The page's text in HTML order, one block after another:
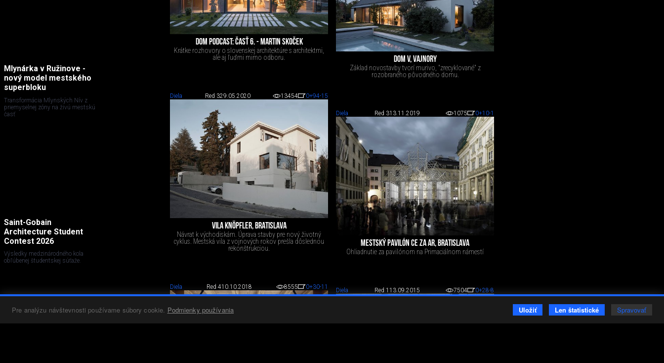
Pre analýzu návštevnosti používame súbory cookie. Podmienky používania Uložiť Len štatistické Spravovať
Mlynárka v Ružinove -
nový model mestského
superbloku
Transformácia Mlynských Nív z
priemyselnej zóny na živú mestskú
časť
Saint-Gobain
Architecture Student
Contest 2026
Výsledky medzinárodného kola
obľúbenej študentskej súťaže.
DOM PODCAST: ČASŤ 6. - MARTIN SKOČEK
Krátke rozhovory o slovenskej architektúre s architektmi,
ale aj ľuďmi mimo odboru.
DOM V, VAJNORY
Základ novostavby tvorí murivo, "zrecyklované" z
rozobraného pôvodného domu.
Diela Red 329.05.2020 13454 0+94-15
VILA KNÖPFLER, BRATISLAVA
Návrat k východiskám. Úprava stavby pre nový životný
cyklus. Mestská vila z vojnových rokov prešla dôslednou
rekonštrukciou.
Diela Red 313.11.2019 1075 0+10-1
MESTSKÝ PAVILÓN CE ZA AR, BRATISLAVA
Ohliadnutie za pavilónom na Primaciálnom námestí
Diela Red 410.10.2018 8555 0+30-11
Diela Red 1 13.09.2015 7504 0+28-8